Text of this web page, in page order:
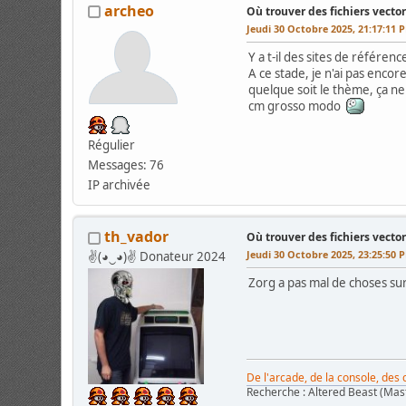
archeo
Régulier
Messages: 76
IP archivée
Où trouver des fichiers
Jeudi 30 Octobre 2025, 21:17:11
Y a t-il des sites de
A ce stade, je n'ai pas
quelque soit le thème, ça
cm grosso modo
th_vador
✌(◕‿◕)✌ Donateur 2024
Où trouver des fichiers
Jeudi 30 Octobre 2025, 23:25:50
Zorg a pas mal de choses
De l'arcade, de la console, des
Recherche : Altered Beast